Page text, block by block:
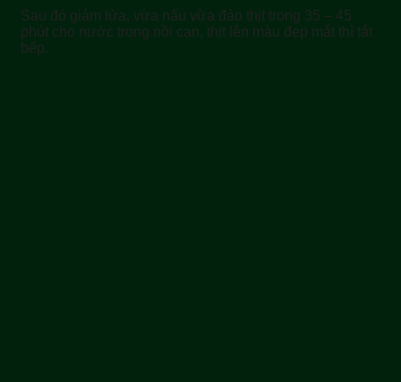
Sau đó giảm lửa, vừa nấu vừa đảo thịt trong 35 – 45
phút cho nước trong nồi cạn, thịt lên màu đẹp mắt thì tắt
bếp.